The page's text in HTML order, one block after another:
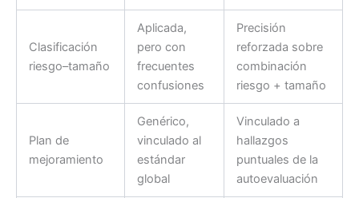
Clasificación
riesgo–tamaño
Aplicada,
pero con
frecuentes
confusiones
Precisión
reforzada sobre
combinación
riesgo + tamaño
Plan de
mejoramiento
Genérico,
vinculado al
estándar
global
Vinculado a
hallazgos
puntuales de la
autoevaluación